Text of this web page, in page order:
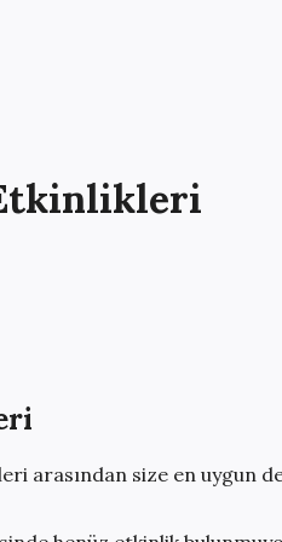
arasından size en uygun